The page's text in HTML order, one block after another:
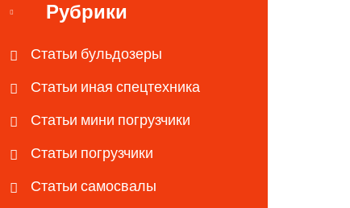
Рубрики
Статьи бульдозеры
Статьи иная спецтехника
Статьи мини погрузчики
Статьи погрузчики
Статьи самосвалы